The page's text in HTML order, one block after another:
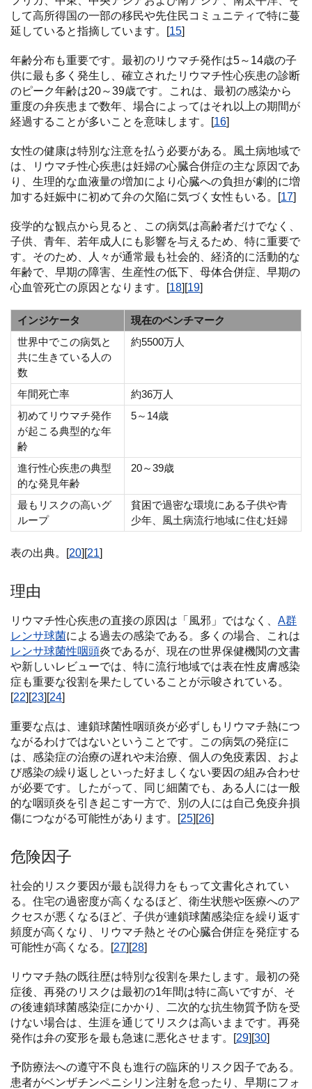
して高所得国の一部の移民や先住民コミュニティで特に蔓
延していると指摘しています。[15]
年齢分布も重要です。最初のリウマチ発作は5～14歳の子
供に最も多く発生し、確立されたリウマチ性心疾患の診断
のピーク年齢は20～39歳です。これは、最初の感染から
重度の弁疾患まで数年、場合によってはそれ以上の期間が
経過することが多いことを意味します。[16]
女性の健康は特別な注意を払う必要がある。風土病地域で
は、リウマチ性心疾患は妊婦の心臓合併症の主な原因であ
り、生理的な血液量の増加により心臓への負担が劇的に増
加する妊娠中に初めて弁の欠陥に気づく女性もいる。[17]
疫学的な観点から見ると、この病気は高齢者だけでなく、
子供、青年、若年成人にも影響を与えるため、特に重要で
す。そのため、人々が通常最も社会的、経済的に活動的な
年齢で、早期の障害、生産性の低下、母体合併症、早期の
心血管死亡の原因となります。[18][19]
インジケータ
現在のベンチマーク
世界中でこの病気と
共に生きている人の
数
約5500万人
年間死亡率
約36万人
初めてリウマチ発作
が起こる典型的な年
齢
5～14歳
進行性心疾患の典型
的な発見年齢
20～39歳
最もリスクの高いグ
ループ
貧困で過密な環境にある子供や青
少年、風土病流行地域に住む妊婦
表の出典。[20][21]
理由
リウマチ性心疾患の直接の原因は「風邪」ではなく、 A群
レンサ球菌による過去の感染である。多くの場合、これは
レンサ球菌性咽頭炎であるが、現在の世界保健機関の文書
や新しいレビューでは、特に流行地域では表在性皮膚感染
症も重要な役割を果たしていることが示唆されている。
[22][23][24]
重要な点は、連鎖球菌性咽頭炎が必ずしもリウマチ熱につ
ながるわけではないということです。この病気の発症に
は、感染症の治療の遅れや未治療、個人の免疫素因、およ
び感染の繰り返しといった好ましくない要因の組み合わせ
が必要です。したがって、同じ細菌でも、ある人には一般
的な咽頭炎を引き起こす一方で、別の人には自己免疫弁損
傷につながる可能性があります。[25][26]
危険因子
社会的リスク要因が最も説得力をもって文書化されてい
る。住宅の過密度が高くなるほど、衛生状態や医療へのア
クセスが悪くなるほど、子供が連鎖球菌感染症を繰り返す
頻度が高くなり、リウマチ熱とその心臓合併症を発症する
可能性が高くなる。[27][28]
リウマチ熱の既往歴は特別な役割を果たします。最初の発
症後、再発のリスクは最初の1年間は特に高いですが、そ
の後連鎖球菌感染症にかかり、二次的な抗生物質予防を受
けない場合は、生涯を通じてリスクは高いままです。再発
発作は弁の変形を最も急速に悪化させます。[29][30]
予防療法への遵守不良も進行の臨床的リスク因子である。
患者がベンザチンペニシリン注射を怠ったり、早期にフォ